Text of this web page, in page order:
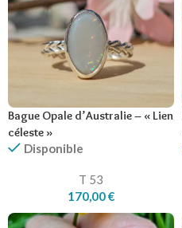
Bague Opale d’Australie – « Lien
céleste »
Disponible
T 53
170,00€